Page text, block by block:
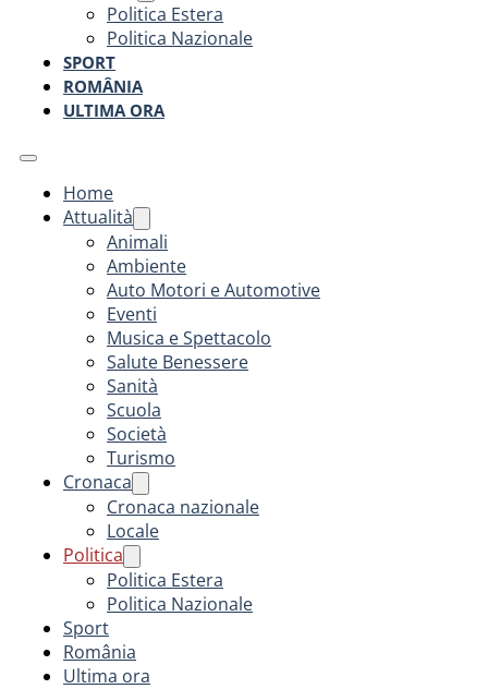
Politica Estera
Politica Nazionale
SPORT
ROMÂNIA
ULTIMA ORA
Home
Attualità
Animali
Ambiente
Auto Motori e Automotive
Eventi
Musica e Spettacolo
Salute Benessere
Sanità
Scuola
Società
Turismo
Cronaca
Cronaca nazionale
Locale
Politica
Politica Estera
Politica Nazionale
Sport
România
Ultima ora